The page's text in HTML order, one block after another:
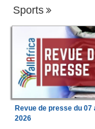
Sports
Revue de presse du 07
2026